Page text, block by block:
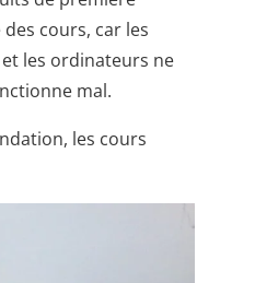
cours, car les
les ordinateurs ne
mal.
les cours